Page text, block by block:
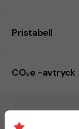
Pristabell
CO₂e -avtryck